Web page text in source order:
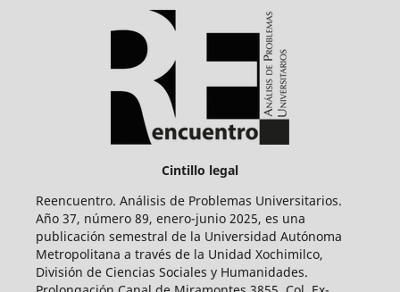
Cintillo legal
Reencuentro. Análisis de Problemas Universitarios.
Año 37, número 89, enero-junio 2025, es una
publicación semestral de la Universidad Autónoma
Metropolitana a través de la Unidad Xochimilco,
División de Ciencias Sociales y Humanidades.